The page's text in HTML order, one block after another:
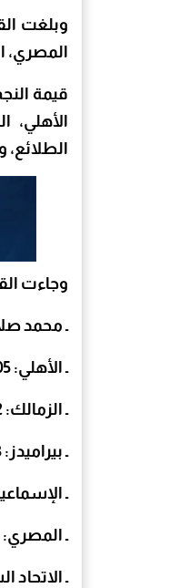
المصري، الذي
الأهلي،
الطلائع،
وجاءت
ـ محمد صلاح: 2 مليار و104 مليون
ـ الأهلي: 505 مليون و700 ألف جنيه
ـ الزمالك: 382 مليون جنيه
ـ بيراميدز: 353 مليون و700 ألف جنيه
ـ الإسماعيلي: 150 مليون
ـ المصري: 133 مليون و800 ألف جنية
ـ الاتحاد السكندري: